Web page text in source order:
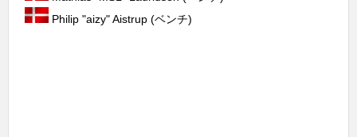
Philip "aizy" Aistrup (ベンチ)